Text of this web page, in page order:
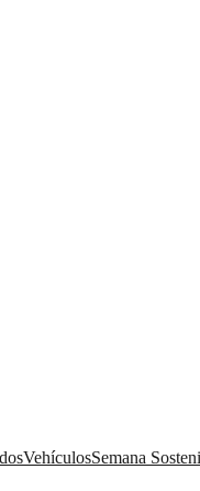
VehículosSemana